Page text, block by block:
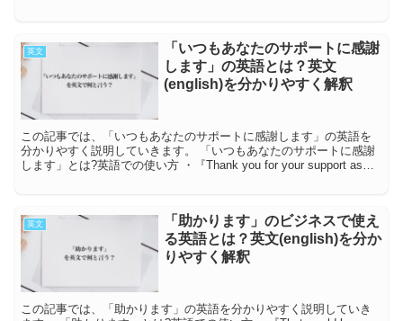
英文
「いつもあなたのサポートに感謝
します」の英語とは？英文
(english)を分かりやすく解釈
この記事では、「いつもあなたのサポートに感謝します」の英語を
分かりやすく説明していきます。 「いつもあなたのサポートに感謝
します」とは?英語での使い方 ・『Thank you for your support as
英文
「助かります」のビジネスで使え
る英語とは？英文(english)を分か
りやすく解釈
この記事では、「助かります」の英語を分かりやすく説明していき